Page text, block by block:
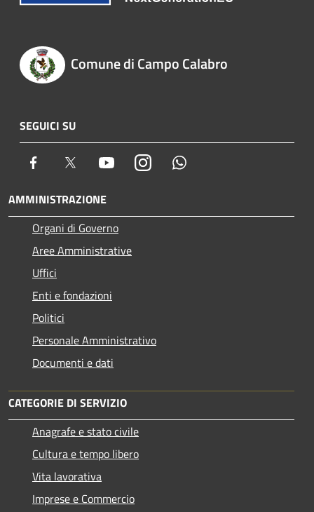
Comune di Campo Calabro
SEGUICI SU
Facebook Twitter YoutubeInstagram
AMMINISTRAZIONE
Organi di Governo
Aree Amministrative
Uffici
Enti e fondazioni
Politici
Personale Amministrativo
Documenti e dati
CATEGORIE DI SERVIZIO
Anagrafe e stato civile
Cultura e tempo libero
Vita lavorativa
Imprese e Commercio